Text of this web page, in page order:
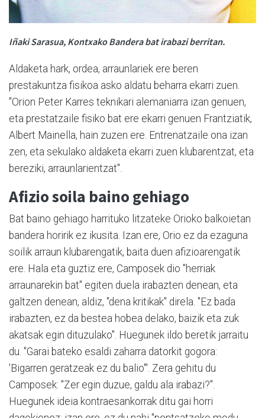
Iñaki Sarasua, Kontxako Bandera bat irabazi berritan.
Aldaketa hark, ordea, arraunlariek ere beren
prestakuntza fisikoa asko aldatu beharra ekarri zuen.
"Orion Peter Karres teknikari alemaniarra izan genuen,
eta prestatzaile fisiko bat ere ekarri genuen Frantziatik,
Albert Mainella, hain zuzen ere. Entrenatzaile ona izan
zen, eta sekulako aldaketa ekarri zuen klubarentzat, eta
bereziki, arraunlarientzat".
Afizio soila baino gehiago
Bat baino gehiago harrituko litzateke Orioko balkoietan
bandera horirik ez ikusita. Izan ere, Orio ez da ezaguna
soilik arraun klubarengatik, baita duen afizioarengatik
ere. Hala eta guztiz ere, Camposek dio "herriak
arraunarekin bat" egiten duela irabazten denean, eta
galtzen denean, aldiz, "dena kritikak" direla. "Ez bada
irabazten, ez da bestea hobea delako, baizik eta zuk
akatsak egin dituzulako". Huegunek ildo beretik jarraitu
du. "Garai bateko esaldi zaharra datorkit gogora:
'Bigarren geratzeak ez du balio'". Zera gehitu du
Camposek: "Zer egin duzue, galdu ala irabazi?".
Huegunek ideia kontraesankorrak ditu gai horri